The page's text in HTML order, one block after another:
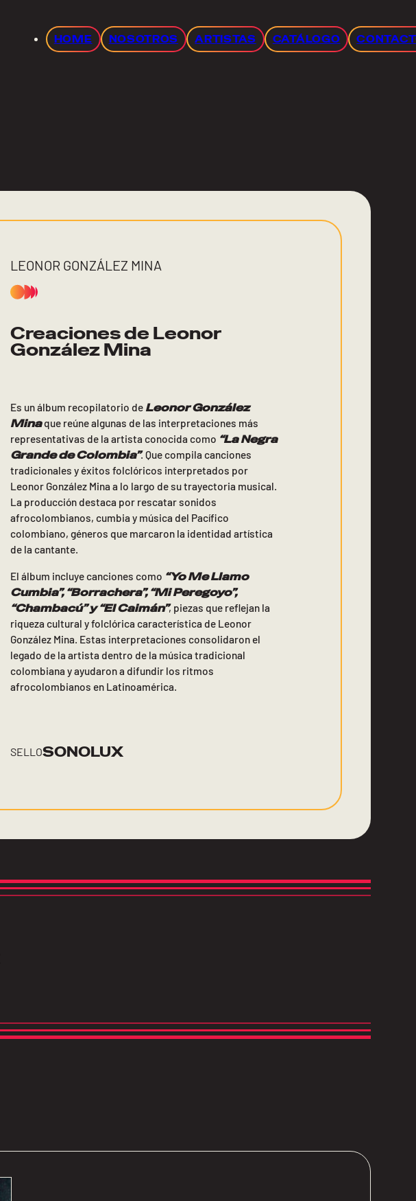
HOME NOSOTROS ARTISTAS CATÁLOGO
LEONOR GONZÁLEZ MINA
Creaciones de Leonor
González Mina
Es un álbum recopilatorio de Leonor González
Minaque reúne algunas de las interpretaciones más
representativas de la artista conocida como “La Negra
Grande de Colombia”. Que compila canciones
tradicionales y éxitos folclóricos interpretados por
Leonor González Mina a lo largo de su trayectoria musical.
La producción destaca por rescatar sonidos
afrocolombianos, cumbia y música del Pacífico
colombiano, géneros que marcaron la identidad artística
de la cantante.
El álbum incluye canciones como “Yo Me Llamo
Cumbia”, “Borrachera”, “Mi Peregoyo”,
“Chambacú” y “El Caimán”, piezas que reflejan la
riqueza cultural y folclórica característica de Leonor
González Mina. Estas interpretaciones consolidaron el
legado de la artista dentro de la música tradicional
colombiana y ayudaron a difundir los ritmos
afrocolombianos en Latinoamérica.
SELLOSONOLUX